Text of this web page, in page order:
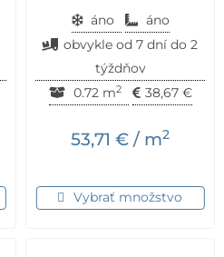
áno
áno
obvykle od 7 dní do 2
týždňov
0.72 m2 38,67 €
53,71 € / m2
Vybrať množstvo